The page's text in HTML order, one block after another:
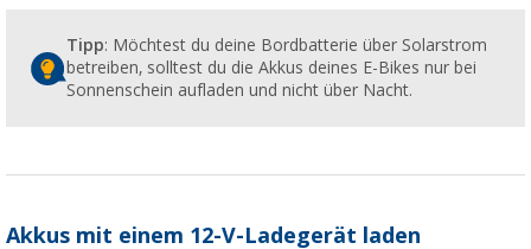
Tipp: Möchtest du deine Bordbatterie über Solarstrom
betreiben, solltest du die Akkus deines E-Bikes nur bei
Sonnenschein aufladen und nicht über Nacht.
Akkus mit einem 12-V-Ladegerät laden